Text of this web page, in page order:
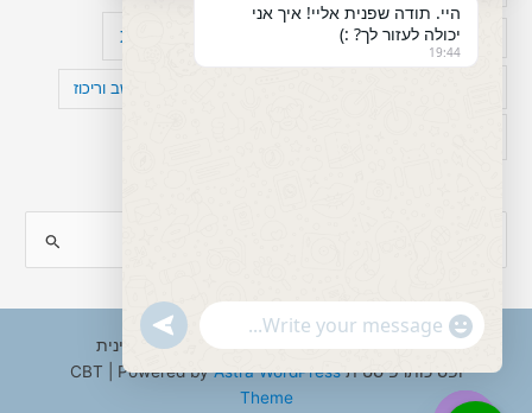
מפורסמים עם הפרעת קשב עיצות
קומורבידיות להפרעת קשב וריכוז
a
c
Copyright © 2026 ענבל טננבאום - עו"ס קלינית
ופסיכותרפיסטית CBT | Powered byAstra WordPress
Theme
היי. תודה שפנית אליי! איך אני
יכולה לעזור לך? :)
19:44
"+chaty_settings.lang.emoji_picker+"
WhatsApp
undefined